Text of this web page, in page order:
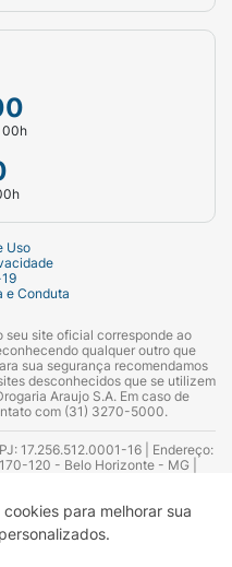
para melhorar sua
00h
Uso
e Conduta
seu site oficial corresponde ao
qualquer outro que
sua segurança recomendamos
desconhecidos que se utilizem
Araujo S.A. Em caso de
com (31) 3270-5000.
17.256.512.0001-16 | Endereço:
120 - Belo Horizonte - MG |
Silva Alvarenga – CRF 52.584 -
- CRF Nº 13.748. Alvará
da Empresa (AFE):